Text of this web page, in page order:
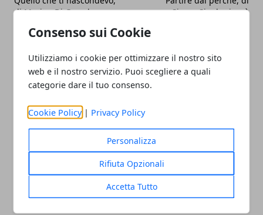
Consenso sui Cookie
Utilizziamo i cookie per ottimizzare il nostro sito
web e il nostro servizio. Puoi scegliere a quali
categorie dare il tuo consenso.
Cookie Policy | Privacy Policy
Personalizza
Rifiuta Opzionali
Accetta Tutto
di Marina Di Guardo:
psicologico
Simon Sinek: si può
Redazione